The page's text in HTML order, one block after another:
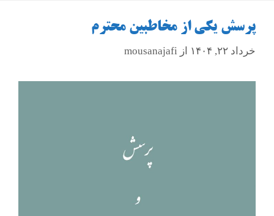
پرسش یکی از مخاطبین محترم
خرداد ۲۲, ۱۴۰۴ از mousanajafi